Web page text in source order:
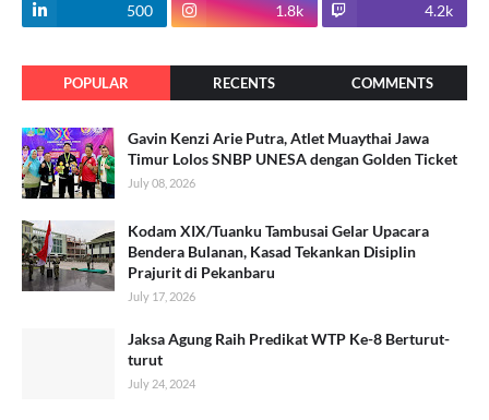
500 1.8k 4.2k
POPULAR RECENTS COMMENTS
Gavin Kenzi Arie Putra, Atlet Muaythai Jawa
Timur Lolos SNBP UNESA dengan Golden Ticket
July 08, 2026
Kodam XIX/Tuanku Tambusai Gelar Upacara
Bendera Bulanan, Kasad Tekankan Disiplin
Prajurit di Pekanbaru
July 17, 2026
Jaksa Agung Raih Predikat WTP Ke-8 Berturut-
turut
July 24, 2024